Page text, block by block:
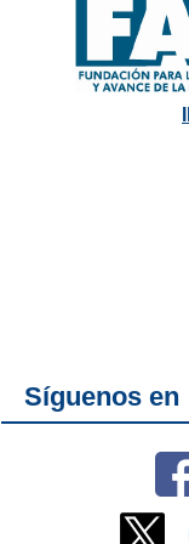
Síguenos en